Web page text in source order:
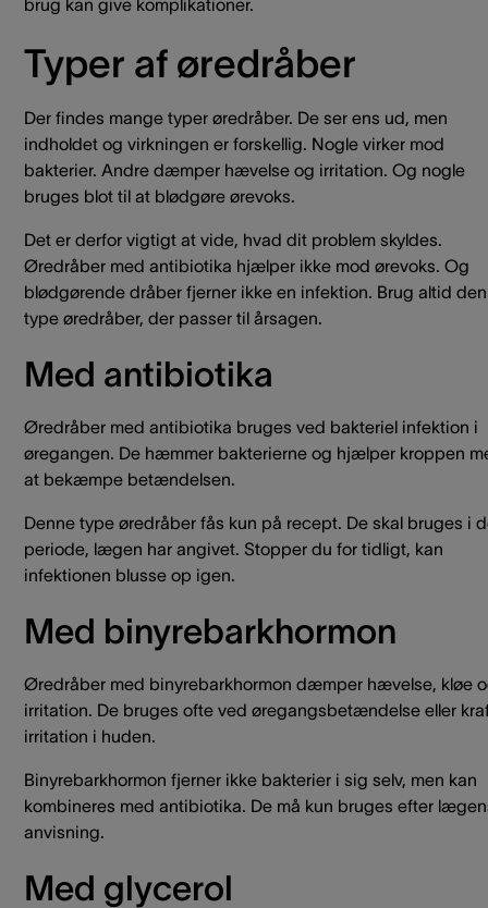
brug kan give komplikationer.
Typer af øredråber
Der findes mange typer øredråber. De ser ens ud, men
indholdet og virkningen er forskellig. Nogle virker mod
bakterier. Andre dæmper hævelse og irritation. Og nogle
bruges blot til at blødgøre ørevoks.
Det er derfor vigtigt at vide, hvad dit problem skyldes.
Øredråber med antibiotika hjælper ikke mod ørevoks. Og
blødgørende dråber fjerner ikke en infektion. Brug altid den
type øredråber, der passer til årsagen.
Med antibiotika
Øredråber med antibiotika bruges ved bakteriel infektion i
øregangen. De hæmmer bakterierne og hjælper kroppen
at bekæmpe betændelsen.
Denne type øredråber fås kun på recept. De skal bruges i
periode, lægen har angivet. Stopper du for tidligt, kan
infektionen blusse op igen.
Med binyrebarkhormon
Øredråber med binyrebarkhormon dæmper hævelse, kløe
irritation. De bruges ofte ved øregangsbetændelse eller
irritation i huden.
Binyrebarkhormon fjerner ikke bakterier i sig selv, men kan
kombineres med antibiotika. De må kun bruges efter
anvisning.
Med glycerol